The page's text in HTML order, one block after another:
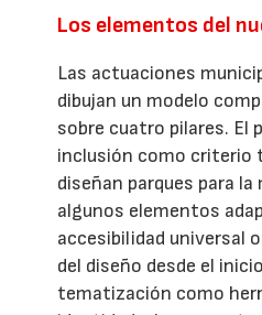
Los elementos del
Las actuaciones
dibujan un modelo
sobre cuatro pilares. El
inclusión como criterio
diseñan parques para
algunos elementos
accesibilidad universal
del diseño desde el
tematización como